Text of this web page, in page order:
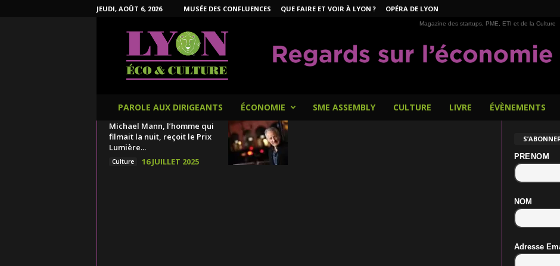
JEUDI, AOÛT 6, 2026 MUSÉE DES CONFLUENCES QUE FAIRE ET VOIR À LYON ? OPÉRA DE LYON
Magazine des startups, PME, ETI et de la Culture
PAROLE AUX DIRIGEANTS ÉCONOMIE SME ASSEMBLY CULTURE LIVRE ÉVÈNEMENTS
Michael Mann, l’homme qui
filmait la nuit, reçoit le Prix
Lumière...
Culture 16 JUILLET 2025
PRENOM
NOM
Adresse